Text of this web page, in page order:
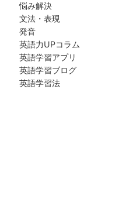
悩み解決
文法・表現
発音
英語力UPコラム
英語学習アプリ
英語学習ブログ
英語学習法